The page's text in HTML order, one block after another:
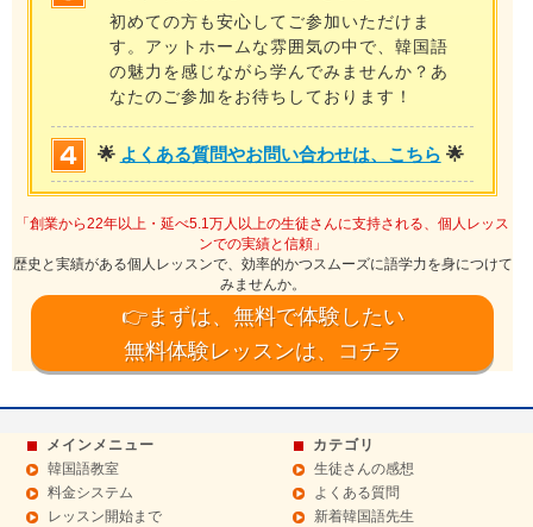
初めての方も安心してご参加いただけま
す。アットホームな雰囲気の中で、韓国語
の魅力を感じながら学んでみませんか？あ
なたのご参加をお待ちしております！
🌟 よくある質問やお問い合わせは、こちら 🌟
「創業から22年以上・延べ5.1万人以上の生徒さんに支持される、個人レッス
ンでの実績と信頼」
歴史と実績がある個人レッスンで、効率的かつスムーズに語学力を身につけて
みませんか。
👉まずは、無料で体験したい
無料体験レッスンは、コチラ
メインメニュー
韓国語教室
料金システム
レッスン開始まで
カテゴリ
生徒さんの感想
よくある質問
新着韓国語先生